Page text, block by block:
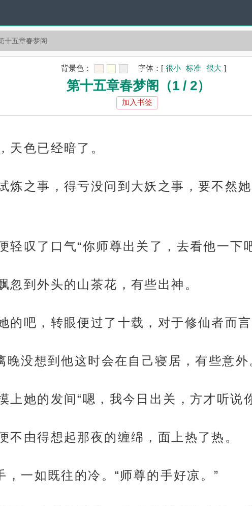
十五章春梦阁
背景色： 字体： [ 很小 标准 很大 ]
第十五章春梦阁（1 / 2）
加入书签
天色已经暗了。
炼之事，得亏没问到大妖之事，要不然
轻叹了口气“你师尊出关了，去看他一下
忽到外头的山茶花，有些出神。
的吧，转眼便过了十载，对于修仙者而言
晚没想到他这时会在自己寝居，有些意外
上她的发间“嗯，我今日出关，方才听说
不由得想起那夜的缠绵，面上热了热。
，一如既往的冷。“师尊的手好凉。”